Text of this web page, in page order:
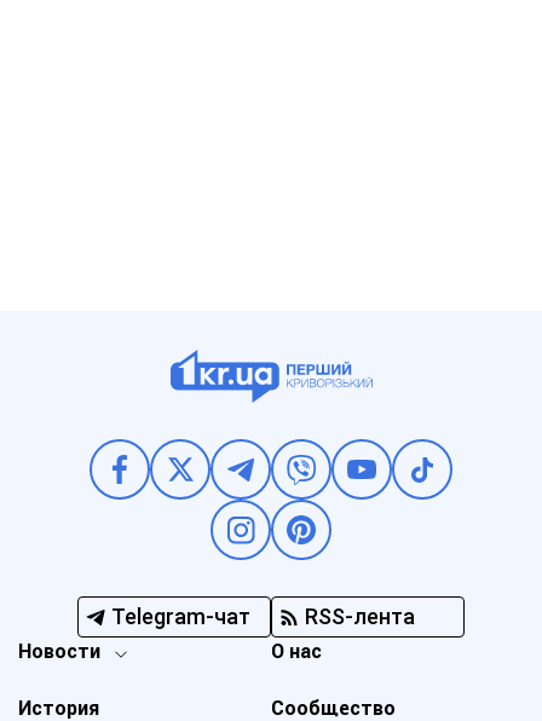
Telegram-чат RSS-лента
Новости
История
О нас
Сообщество